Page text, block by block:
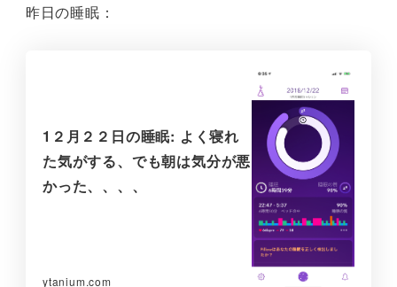
昨日の睡眠：
1２月２２日の睡眠: よく寝れ
た気がする、でも朝は気分が悪
かった、、、、
ytanium.com